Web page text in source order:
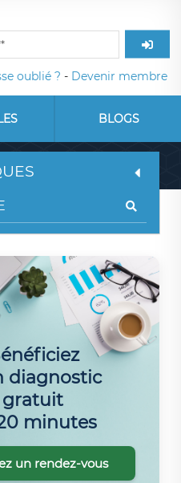
oublié ? - Devenir membre
BLOGS
diagnostic
gratuit
minutes
un rendez-vous